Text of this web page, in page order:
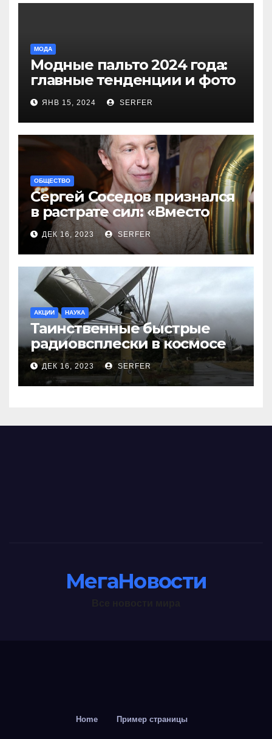
МОДА
Модные пальто 2024 года:
главные тенденции и фото
новинок
ЯНВ 15, 2024 SERFER
ОБЩЕСТВО
Сергей Соседов признался
в растрате сил: «Вместо
меня взяли Пригожина»
ДЕК 16, 2023 SERFER
АКЦИИ НАУКА
Таинственные быстрые
радиовсплески в космосе
сделались все более
странными
ДЕК 16, 2023 SERFER
МегаНовости
Home Пример страницы